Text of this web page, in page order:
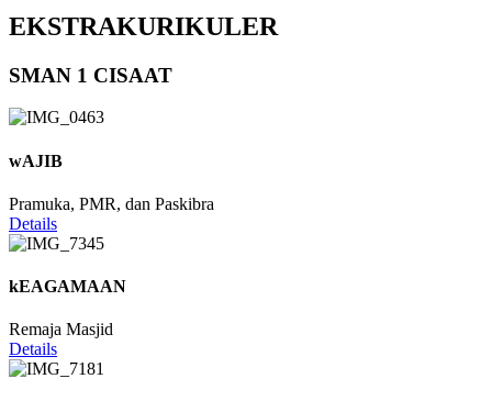
EKSTRAKURIKULER
SMAN 1 CISAAT
wAJIB
Pramuka, PMR, dan Paskibra
Details
kEAGAMAAN
Remaja Masjid
Details